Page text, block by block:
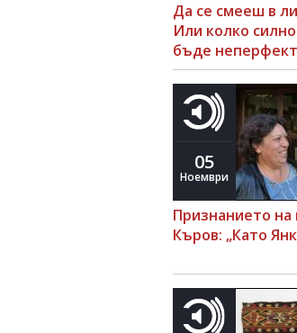
Да се смееш в
Или колко
бъде
05
Ноември
Признанието на
Къров: „Като